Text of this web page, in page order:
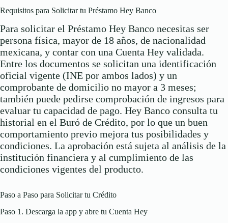
Requisitos para Solicitar tu Préstamo Hey Banco
Para solicitar el Préstamo Hey Banco necesitas ser
persona física, mayor de 18 años, de nacionalidad
mexicana, y contar con una Cuenta Hey validada.
Entre los documentos se solicitan una identificación
oficial vigente (INE por ambos lados) y un
comprobante de domicilio no mayor a 3 meses;
también puede pedirse comprobación de ingresos para
evaluar tu capacidad de pago. Hey Banco consulta tu
historial en el Buró de Crédito, por lo que un buen
comportamiento previo mejora tus posibilidades y
condiciones. La aprobación está sujeta al análisis de la
institución financiera y al cumplimiento de las
condiciones vigentes del producto.
Paso a Paso para Solicitar tu Crédito
Paso 1. Descarga la app y abre tu Cuenta Hey